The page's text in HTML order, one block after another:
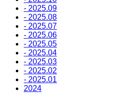
- 2025.09
- 2025.08
- 2025.07
- 2025.06
- 2025.05
- 2025.04
- 2025.03
- 2025.02
- 2025.01
2024